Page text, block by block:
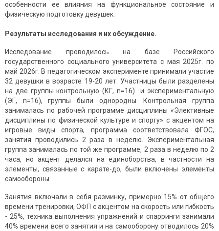
особенности ее влияния на функциональное состояние и
физическую подготовку девушек.
Результаты исследования и их обсуждение.
Исследование проводилось на базе Российского
государственного социального университета с мая 2025г. по
май 2026г. В педагогическом эксперименте принимали участие
32 девушки в возрасте 19-20 лет. Участницы были разделены
на две группы контрольную (КГ, n=16) и экспериментальную
(ЭГ, n=16), группы были однородны. Контрольная группа
занималась по рабочей программе дисциплины «Элективные
дисциплины по физической культуре и спорту» с акцентом на
игровые виды спорта, программа соответствовала ФГОС,
занятия проводились 2 раза в неделю. Экспериментальная
группа занималась по той же программе, 2 раза в неделю по 2
часа, но акцент делался на единоборства, в частности на
элементы, связанные с карате-до, были включены элементы
самообороны.
Занятия включали в себя разминку, примерно 15% от общего
времени тренировки, ОФП с акцентом на скорость или гибкость
- 25%, техника выполнения упражнений и спарринги занимали
40% времени всего занятия и на самооборону отводилось 20%